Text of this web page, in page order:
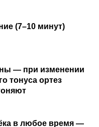
(7–10 минут)
— при изменении
тонуса ортез
в любое время —